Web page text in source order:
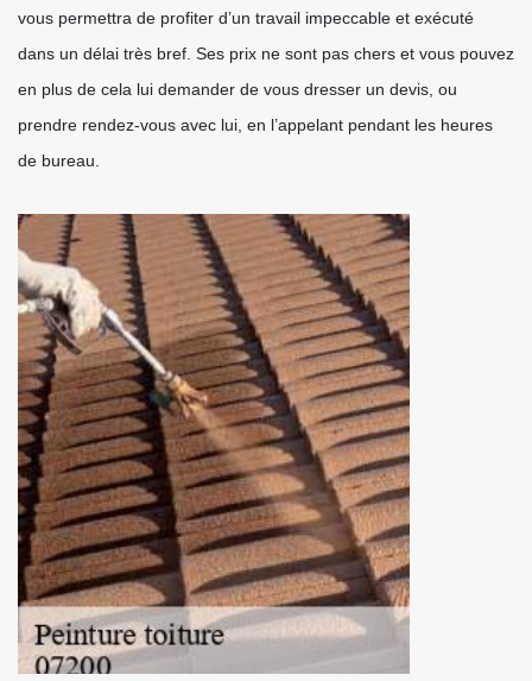
vous permettra de profiter d’un travail impeccable et exécuté
dans un délai très bref. Ses prix ne sont pas chers et vous pouvez
en plus de cela lui demander de vous dresser un devis, ou
prendre rendez-vous avec lui, en l’appelant pendant les heures
de bureau.